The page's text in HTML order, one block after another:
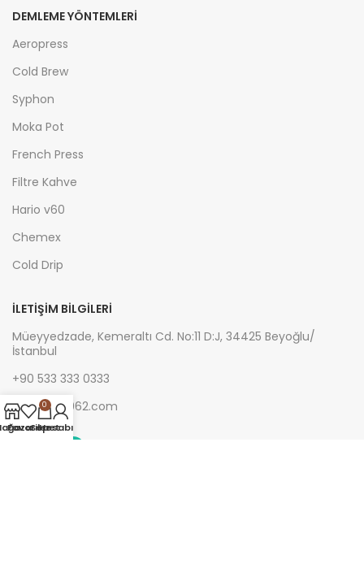
DEMLEME YÖNTEMLERİ
Aeropress
Cold Brew
Syphon
Moka Pot
French Press
Filtre Kahve
Hario v60
Chemex
Cold Drip
İLETIŞIM BILGILERI
Müeyyedzade, Kemeraltı Cd. No:11 D:J, 34425 Beyoğlu/
İstanbul
+90 533 333 0333
info@hub962.com
Favoriler
0
Sepet
Hesabım